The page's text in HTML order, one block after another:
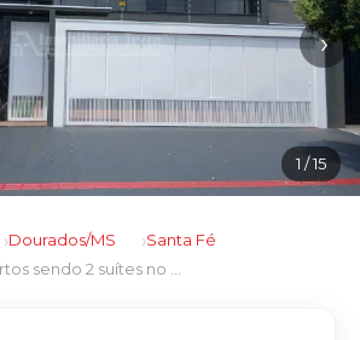
›
1 / 15
Dourados/MS
Santa Fé